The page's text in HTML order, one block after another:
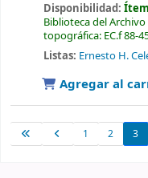
Disponibilidad:
Biblioteca del
topográfica: EC.f 88-
Listas: Ernesto H.
Agregar al
1 2 3